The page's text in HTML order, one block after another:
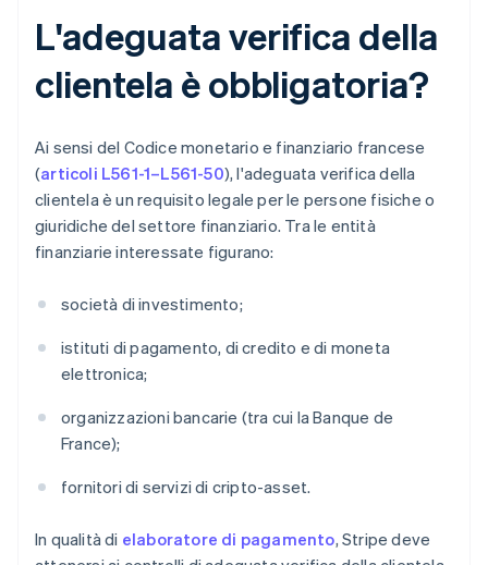
L'adeguata verifica della
clientela è obbligatoria?
Ai sensi del Codice monetario e finanziario francese
(articoli L561-1–L561-50), l'adeguata verifica della
clientela è un requisito legale per le persone fisiche o
giuridiche del settore finanziario. Tra le entità
finanziarie interessate figurano:
società di investimento;
istituti di pagamento, di credito e di moneta
elettronica;
organizzazioni bancarie (tra cui la Banque de
France);
fornitori di servizi di cripto-asset.
In qualità di elaboratore di pagamento, Stripe deve